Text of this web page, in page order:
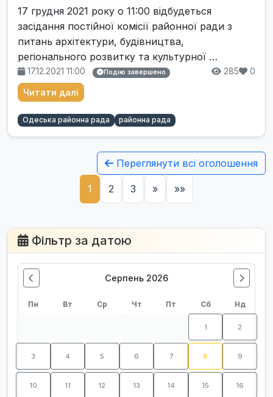
17 грудня 2021 року о 11:00 відбудеться
засідання постійної комісії районної ради з
питань архітектури, будівництва,
регіонального розвитку та культурної …
17.12.2021 11:00 Подію завершено 285 0
Читати далі
Одеська районна рада районна рада
Переглянути всі оголошення
1 2 3 » »»
Фільтр за датою
Серпень 2026
Пн Вт Ср Чт Пт Сб Нд
1 2
3 4 5 6 7 8 9
10 11 12 13 14 15 16